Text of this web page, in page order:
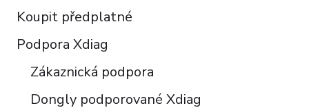
Koupit předplatné
Podpora Xdiag
Zákaznická podpora
Dongly podporované Xdiag